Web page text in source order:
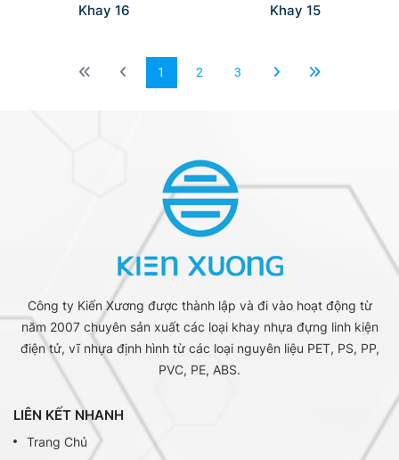
Khay 16 Khay 15
1 2 3
Công ty Kiến Xương được thành lập và đi vào hoạt động từ
năm 2007 chuyên sản xuất các loại khay nhựa đựng linh kiện
điện tử, vĩ nhựa định hình từ các loại nguyên liệu PET, PS, PP,
PVC, PE, ABS.
LIÊN KẾT NHANH
Trang Chủ